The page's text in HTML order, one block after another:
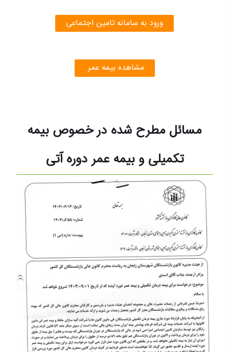
ورود به سامانه تامین اجتماعی
مشاهده بیمه عمر
مسائل مطرح شده در خصوص بیمه
تکمیلی و بیمه عمر دوره آتی